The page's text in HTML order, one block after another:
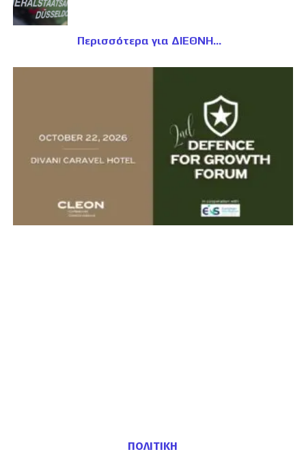
Περισσότερα για ΔΙΕΘΝΗ
ΠΟΛΙΤΙΚΗ